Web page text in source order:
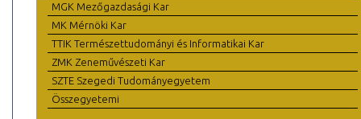
MGK Mezőgazdasági Kar
MK Mérnöki Kar
TTIK Természettudományi és Informatikai Kar
ZMK Zeneművészeti Kar
SZTE Szegedi Tudományegyetem
Összegyetemi